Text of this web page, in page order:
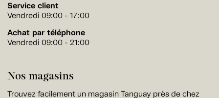
Service client
Vendredi 09:00 - 17:00
Achat par téléphone
Vendredi 09:00 - 21:00
Nos magasins
Trouvez facilement un magasin Tanguay près de chez